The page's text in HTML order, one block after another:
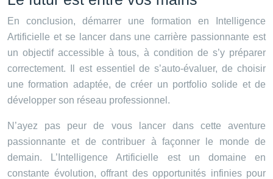
En conclusion, démarrer une formation en Intelligence
Artificielle et se lancer dans une carrière passionnante est
un objectif accessible à tous, à condition de s’y préparer
correctement. Il est essentiel de s’auto-évaluer, de choisir
une formation adaptée, de créer un portfolio solide et de
développer son réseau professionnel.
N’ayez pas peur de vous lancer dans cette aventure
passionnante et de contribuer à façonner le monde de
demain. L’Intelligence Artificielle est un domaine en
constante évolution, offrant des opportunités infinies pour